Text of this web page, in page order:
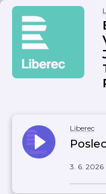
Liberec
3. 6. 2026